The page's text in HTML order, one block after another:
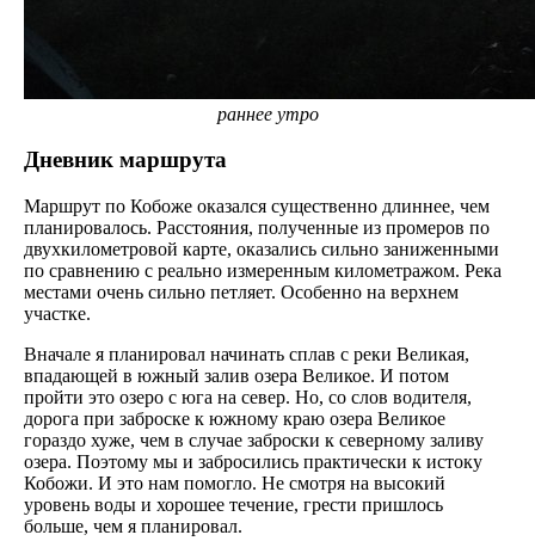
раннее утро
Дневник маршрута
Маршрут по Кобоже оказался существенно длиннее, чем
планировалось. Расстояния, полученные из промеров по
двухкилометровой карте, оказались сильно заниженными
по сравнению с реально измеренным километражом. Река
местами очень сильно петляет. Особенно на верхнем
участке.
Вначале я планировал начинать сплав с реки Великая,
впадающей в южный залив озера Великое. И потом
пройти это озеро с юга на север. Но, со слов водителя,
дорога при заброске к южному краю озера Великое
гораздо хуже, чем в случае заброски к северному заливу
озера. Поэтому мы и забросились практически к истоку
Кобожи. И это нам помогло. Не смотря на высокий
уровень воды и хорошее течение, грести пришлось
больше, чем я планировал.